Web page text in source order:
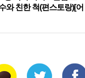
와 친한 척(편스토랑)[어